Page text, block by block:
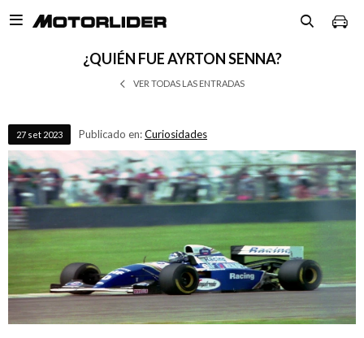

¿QUIÉN FUE AYRTON SENNA?
VER TODAS LAS ENTRADAS
27 set 2023 Publicado en:Curiosidades